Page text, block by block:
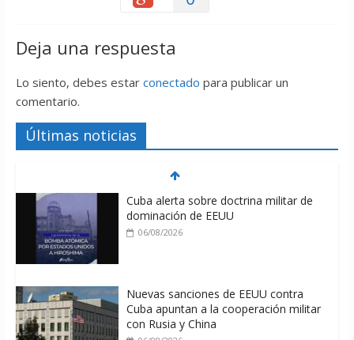
Deja una respuesta
Lo siento, debes estar conectado para publicar un
comentario.
Últimas noticias
Cuba alerta sobre doctrina militar de
dominación de EEUU
06/08/2026
Nuevas sanciones de EEUU contra
Cuba apuntan a la cooperación militar
con Rusia y China